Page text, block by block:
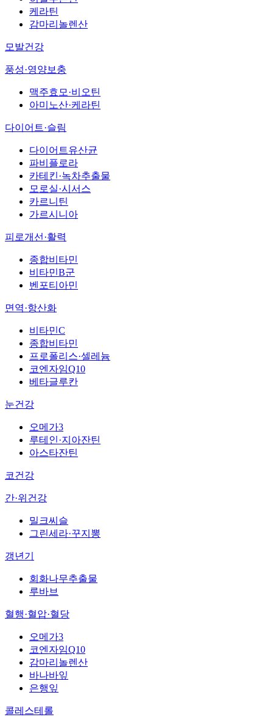
케라틴
감마리놀렌산
모발건강
풍성·영양보충
맥주효모·비오틴
아미노산·케라틴
다이어트·슬림
다이어트유산균
파비플로라
카테킨·녹차추출물
모로실·시서스
카르니틴
가르시니아
피로개선·활력
종합비타민
비타민B군
벤포티아민
면역·항산화
비타민C
종합비타민
프로폴리스·셀레늄
코엔자임Q10
베타글루칸
눈건강
오메가3
루테인·지아잔틴
아스타잔틴
코건강
간·위건강
밀크씨슬
그린세라·꾸지뽕
갱년기
회화나무추출물
루바브
혈행·혈압·혈당
오메가3
코엔자임Q10
감마리놀렌산
바나바잎
은행잎
콜레스테롤